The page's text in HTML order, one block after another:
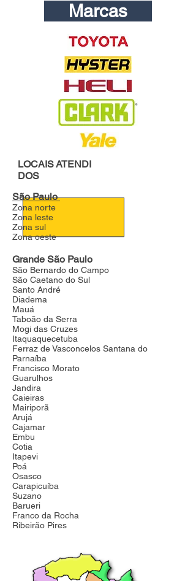
Marcas
LOCAISATENDI
DOS
São Paulo
Zona norte
Zona leste
Zona sul
Zona oeste
Grande São Paulo
São Bernardo do Campo
São Caetano do Sul
Santo André
Diadema
Mauá
Taboão da Serra
Mogi das Cruzes
Itaquaquecetuba
Ferraz de Vasconcelos Santana do
Parnaíba
Francisco Morato
Guarulhos
Jandira
Caieiras
Mairiporã
Arujá
Cajamar
Embu
Cotia
Itapevi
Poá
Osasco
Carapicuíba
Suzano
Barueri
Franco da Rocha
Ribeirão Pires